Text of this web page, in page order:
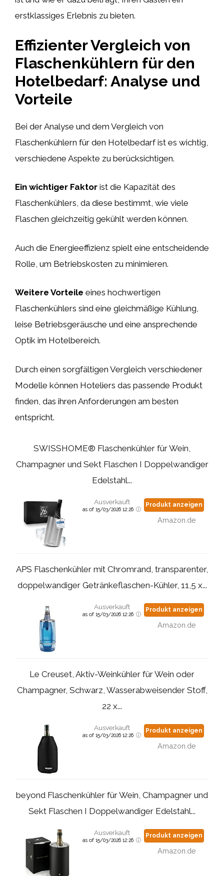
erstklassiges Erlebnis zu bieten.
Effizienter Vergleich von
Flaschenkühlern für den
Hotelbedarf: Analyse und
Vorteile
Bei der Analyse und dem Vergleich von
Flaschenkühlern für den Hotelbedarf ist es wichtig,
verschiedene Aspekte zu berücksichtigen.
Ein wichtiger Faktor ist die Kapazität des
Flaschenkühlers, da diese bestimmt, wie viele
Flaschen gleichzeitig gekühlt werden können.
Auch die Energieeffizienz spielt eine entscheidende
Rolle, um Betriebskosten zu minimieren.
Weitere Vorteile eines hochwertigen
Flaschenkühlers sind eine gleichmäßige Kühlung,
leise Betriebsgeräusche und eine ansprechende
Optik im Hotelbereich.
Durch einen sorgfältigen Vergleich verschiedener
Modelle können Hoteliers das passende Produkt
finden, das ihren Anforderungen am besten
entspricht.
SWISSHOME® Flaschenkühler für Wein,
Champagner und Sekt Flaschen I Doppelwandiger
Edelstahl...
Ausverkauft
as of 15/03/2026 12:26
Produkt anzeigen
Amazon.de
APS Flaschenkühler mit Chromrand, transparenter,
doppelwandiger Getränkeflaschen-Kühler, 11,5 x...
Ausverkauft
as of 15/03/2026 12:26
Produkt anzeigen
Amazon.de
Le Creuset, Aktiv-Weinkühler für Wein oder
Champagner, Schwarz, Wasserabweisender Stoff,
22 x...
Ausverkauft
as of 15/03/2026 12:26
Produkt anzeigen
Amazon.de
beyond Flaschenkühler für Wein, Champagner und
Sekt Flaschen I Doppelwandiger Edelstahl...
Ausverkauft
as of 15/03/2026 12:26
Produkt anzeigen
Amazon.de